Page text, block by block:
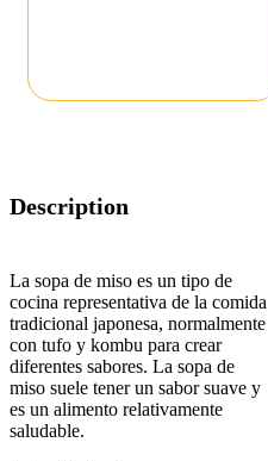
Description
La sopa de miso es un tipo de
cocina representativa de la comida
tradicional japonesa, normalmente
con tufo y kombu para crear
diferentes sabores. La sopa de
miso suele tener un sabor suave y
es un alimento relativamente
saludable.